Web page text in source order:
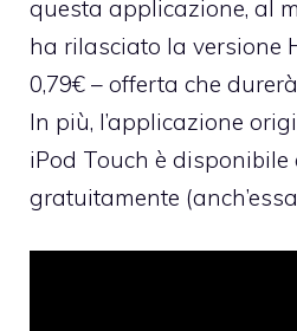
questa applicazione, al
ha rilasciato la versione
0,79€ – offerta che
In più, l’applicazione
iPod Touch è disponibile
gratuitamente